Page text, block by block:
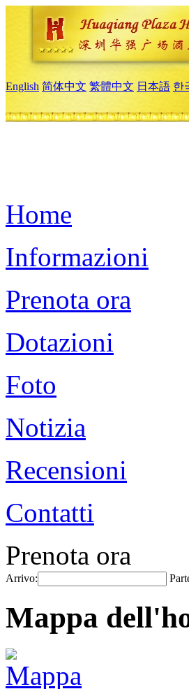
English 简体中文 繁體中文 日本語 한
Home
Informazioni
Prenota ora
Dotazioni
Foto
Notizia
Recensioni
Contatti
Prenota ora
Arrivo:
Mappa